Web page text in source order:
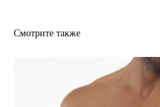
Смотрите также